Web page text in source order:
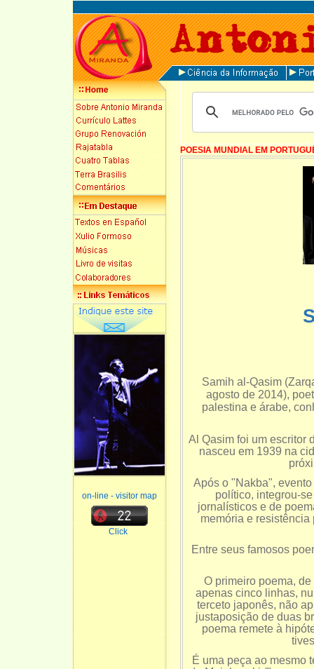
on-line - visitor map
Click
POESIA MUNDIAL EM
Samih al-Qasim
agosto de 2014),
palestina e árabe,
Al Qasim foi um escritor
nasceu em 1939 na
Após o "Nakba",
político, integrou-
jornalísticos e de
memória e
Entre seus famosos
O primeiro poema,
apenas cinco linhas,
terceto japonês, não
justaposição de duas
poema remete à
É uma peça ao mesmo